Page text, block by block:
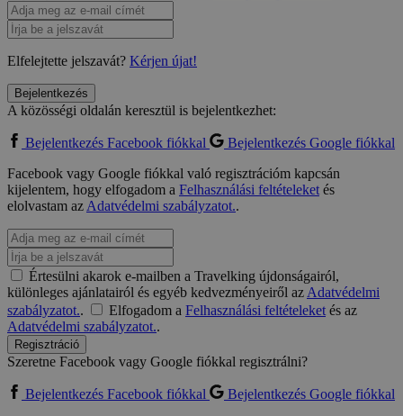
Elfelejtette jelszavát? Kérjen újat!
Bejelentkezés
A közösségi oldalán keresztül is bejelentkezhet:
Bejelentkezés Facebook fiókkal
Bejelentkezés Google fiókkal
Facebook vagy Google fiókkal való regisztrációm kapcsán
kijelentem, hogy elfogadom a Felhasználási feltételeketés
elolvastam azAdatvédelmi szabályzatot..
Értesülni akarok e-mailben a Travelking újdonságairól,
különleges ajánlatairól és egyéb kedvezményeiről azAdatvédelmi
szabályzatot.. Elfogadom a Felhasználási feltételeketés az
Adatvédelmi szabályzatot..
Regisztráció
Szeretne Facebook vagy Google fiókkal regisztrálni?
Bejelentkezés Facebook fiókkal
Bejelentkezés Google fiókkal